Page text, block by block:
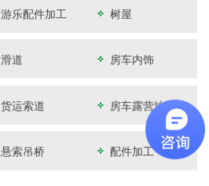
游乐配件加工 树屋
滑道 房车内饰
货运索道 房车露营地开
发
悬索吊桥 配件加工